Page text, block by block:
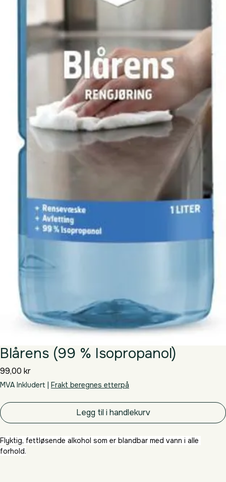
Blårens (99 % Isopropanol)
99,00 krPris
MVA Inkludert | Frakt beregnes etterpå
Legg til i handlekurv
Flyktig, fettløsende alkohol som er blandbar med vann i alle
forhold.